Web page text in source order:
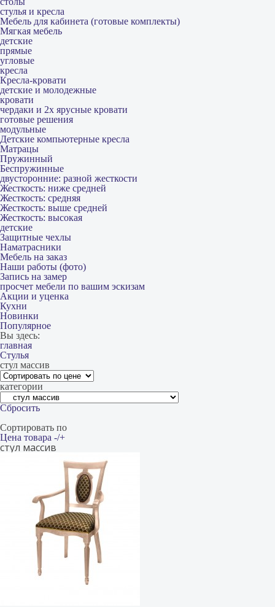
стулья и кресла
Мебель для кабинета (готовые комплекты)
Мягкая мебель
детские
прямые
угловые
кресла
Кресла-кровати
детские и молодежные
кровати
чердаки и 2х ярусные кровати
готовые решения
модульные
Детские компьютерные кресла
Матрацы
Пружинный
Беспружинные
двусторонние: разной жесткости
Жесткость: ниже средней
Жесткость: средняя
Жесткость: выше средней
Жесткость: высокая
детские
Защитные чехлы
Наматрасники
Мебель на заказ
Наши работы (фото)
Запись на замер
просчет мебели по вашим эскизам
Акции и уценка
Кухни
Новинки
Популярное
Вы здесь:
главная
Стулья
стул массив
категории
Сбросить
Сортировать по
Цена товара -/+
стул массив